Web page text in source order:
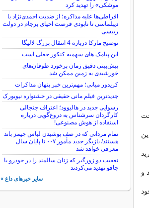
این
شد و
به خود
موشکی» را تهدید کرد
افراطی‌ها علیه مذاکره؛ از ضدیت احمدی‌نژاد با
دیپلماسی تا نابودی فرصت احیای برجام در دولت
رییسی
توضیح مارکا درباره 4 انتقال بزرگ لالیگا
این پیامک های سهمیه کنکور جعلی است
پیش‌بینی دقیق زمان برخورد طوفان‌های
خورشیدی به زمین ممکن شد
کریدور میانی؛ مهم‌ترین خبر پنهان مذاکرات
جدیدترین فیلم مانی حقیقی در جشنواره نیویورک
رسوایی جدید در هالیوود؛ اعتراف جنجالی
کارگردان سرشناس به دروغ‌گویی درباره
استفاده از هوش مصنوعی!
تمام مردانی که در صف پوشیدن لباس جیمز باند
هستند/ بازیگر جدید مأمور ۰۰۷ تا پایان سال
معرفی خواهد شد
تعقیب دو زورگیر که زنان سالمند را در خودرو با
چاقو تهدید می‌کردند
سایر خبرهای داغ »